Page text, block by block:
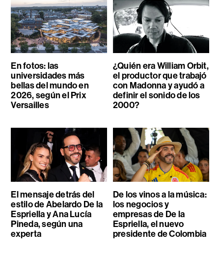
En fotos: las
universidades más
bellas del mundo en
2026, según el Prix
Versailles
¿Quién era William Orbit,
el productor que trabajó
con Madonna y ayudó a
definir el sonido de los
2000?
El mensaje detrás del
estilo de Abelardo De la
Espriella y Ana Lucía
Pineda, según una
experta
De los vinos a la música:
los negocios y
empresas de De la
Espriella, el nuevo
presidente de Colombia